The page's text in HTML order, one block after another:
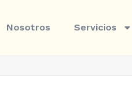
Nosotros Servicios